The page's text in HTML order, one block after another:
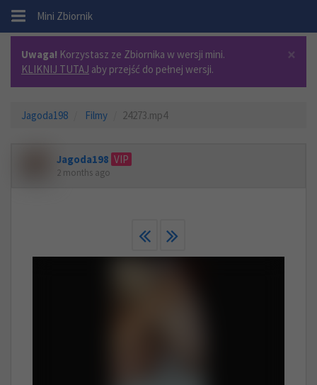
. Mini Zbiornik
×
Uwaga! Korzystasz ze Zbiornika w wersji mini.
KLIKNIJ TUTAJ aby przejść do pełnej wersji.
Jagoda198 Filmy 24273.mp4
Jagoda198 VIP
2 months ago